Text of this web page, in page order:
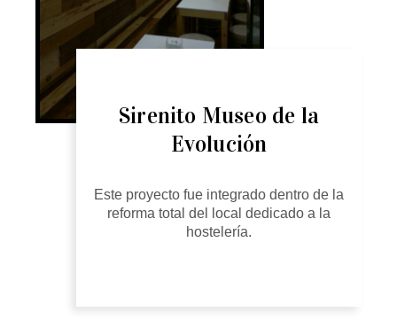
Sirenito Museo de la
Evolución
Este proyecto fue integrado dentro de la
reforma total del local dedicado a la
hostelería.